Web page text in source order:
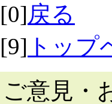
[0]戻る
[9] トップ
ご意見・